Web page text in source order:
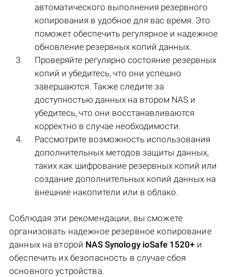
автоматического выполнения резервного
копирования в удобное для вас время. Это
поможет обеспечить регулярное и надежное
обновление резервных копий данных.
Проверяйте регулярно состояние резервных
копий и убедитесь, что они успешно
завершаются. Также следите за
доступностью данных на втором NAS и
убедитесь, что они восстанавливаются
корректно в случае необходимости.
Рассмотрите возможность использования
дополнительных методов защиты данных,
таких как шифрование резервных копий или
создание дополнительных копий данных на
внешние накопители или в облако.
Соблюдая эти рекомендации, вы сможете
организовать надежное резервное копирование
данных на второй NAS Synology ioSafe 1520+ и
обеспечить их безопасность в случае сбоя
основного устройства.